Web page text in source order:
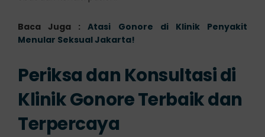
Baca Juga :Atasi Gonore di Klinik Penyakit
Menular Seksual Jakarta!
Periksa dan Konsultasi di
Klinik Gonore Terbaik dan
Terpercaya